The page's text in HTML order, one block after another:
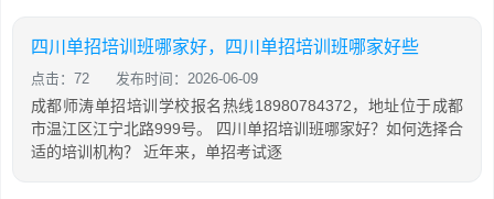
四川单招培训班哪家好，四川单招培训班哪家好些
点击：72 发布时间：2026-06-09
成都师涛单招培训学校报名热线18980784372，地址位于成都
市温江区江宁北路999号。 四川单招培训班哪家好？如何选择合
适的培训机构？ 近年来，单招考试逐